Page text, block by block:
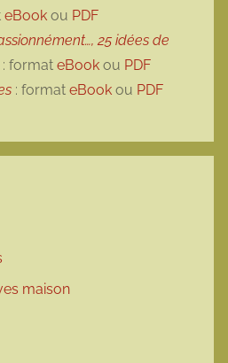
eBook ou PDF
25 idées de
: format eBook ou PDF
: format eBook ou PDF
maison